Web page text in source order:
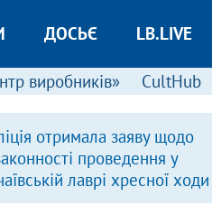
ДОСЬЄ LB.LIVE
виробників» CultHub
отримала заяву щодо
проведення у
лаврі хресної ходи